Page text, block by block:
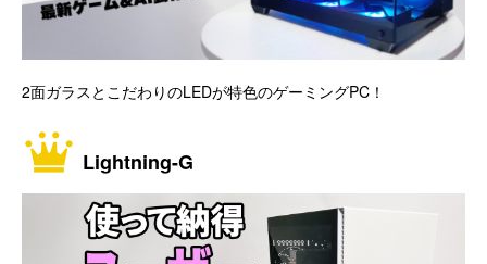
2面ガラスとこだわりのLEDが特色のゲーミングPC！
Lightning-G